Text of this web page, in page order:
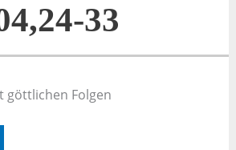
33
göttlichen Folgen